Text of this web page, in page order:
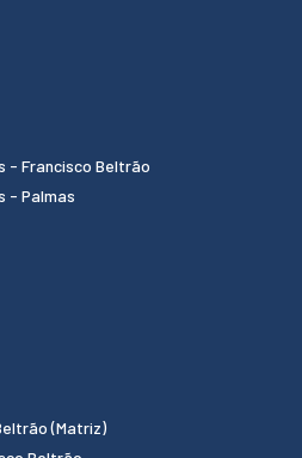
- Francisco Beltrão
- Palmas
(Matriz)